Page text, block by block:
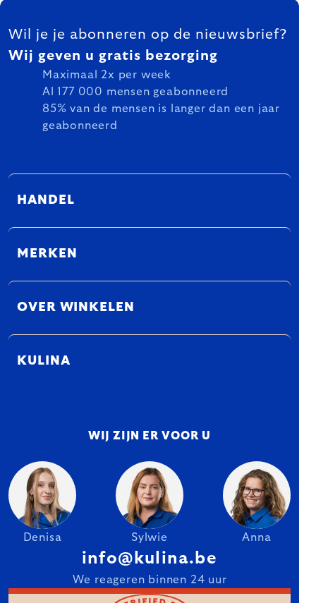
FOOTER
Wil je je abonneren op de nieuwsbrief?
Wij geven u gratis bezorging
Maximaal 2x per week
Al 177 000 mensen geabonneerd
85% van de mensen is langer dan een jaar
geabonneerd
HANDEL
MERKEN
OVER WINKELEN
KULINA
WIJ ZIJN ER VOOR U
Denisa Sylwie Anna
info@kulina.be
We reageren binnen 24 uur